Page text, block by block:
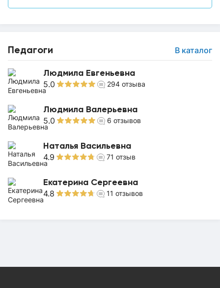
Педагоги В каталог
Людмила Евгеньевна
5.0 294 отзыва
Людмила Валерьевна
5.0 6 отзывов
Наталья Васильевна
4.9 71 отзыв
Екатерина Сергеевна
4.8 11 отзывов